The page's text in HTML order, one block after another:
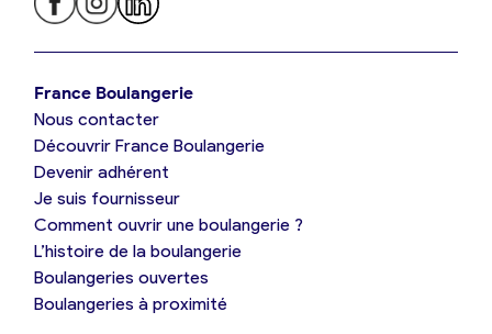
Je trouve ma boulangerie
Je suis boulanger
Je découvre France Boulangerie
Mes tarifs
France Boulangerie
Nous contacter
Découvrir France Boulangerie
Devenir adhérent
Je suis fournisseur
Comment ouvrir une boulangerie ?
L’histoire de la boulangerie
Boulangeries ouvertes
Boulangeries à proximité